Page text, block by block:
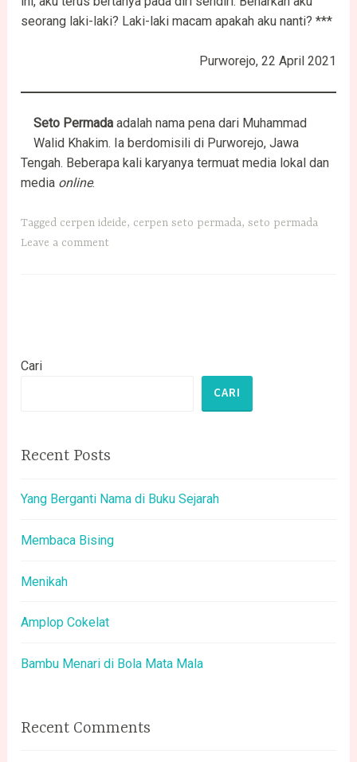
seorang laki-laki? Laki-laki macam apakah aku nanti? ***
Purworejo, 22 April 2021
Seto Permada adalah nama pena dari Muhammad
Walid Khakim. Ia berdomisili di Purworejo, Jawa
Tengah. Beberapa kali karyanya termuat media lokal dan
media online.
Tagged cerpen ideide, cerpen seto permada,seto permada
Leave a comment
Cari
CARI
Recent Posts
Yang Berganti Nama di Buku Sejarah
Membaca Bising
Menikah
Amplop Cokelat
Bambu Menari di Bola Mata Mala
Recent Comments